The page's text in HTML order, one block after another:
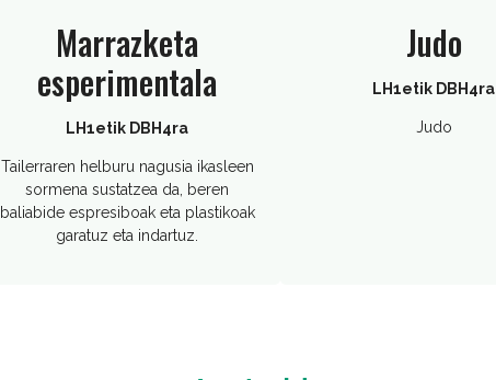
Marrazketa
esperimentala
LH1etik DBH4ra
Tailerraren helburu nagusia ikasleen
sormena sustatzea da, beren
baliabide espresiboak eta plastikoak
garatuz eta indartuz.
Judo
LH1etik DBH4ra
Judo